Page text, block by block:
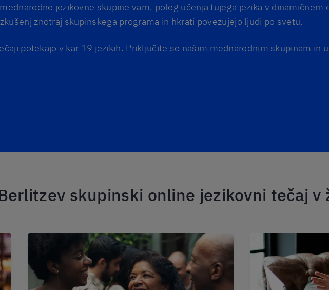
jezikovne skupine vam, poleg učenja tujega jezika v dinamičnem
znotraj skupinskega programa in hkrati povezujejo ljudi po svetu.
potekajo v kar 19 jezikih. Priključite se našim mednarodnim skupinam in
skupinski online jezikovni tečaj v